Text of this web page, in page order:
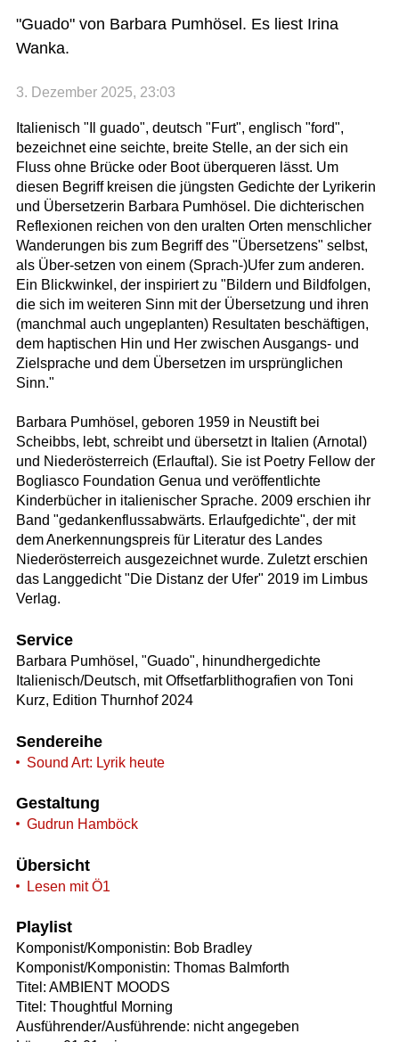
"Guado" von Barbara Pumhösel. Es liest Irina
Wanka.
3. Dezember 2025, 23:03
Italienisch "Il guado", deutsch "Furt", englisch "ford",
bezeichnet eine seichte, breite Stelle, an der sich ein
Fluss ohne Brücke oder Boot überqueren lässt. Um
diesen Begriff kreisen die jüngsten Gedichte der Lyrikerin
und Übersetzerin Barbara Pumhösel. Die dichterischen
Reflexionen reichen von den uralten Orten menschlicher
Wanderungen bis zum Begriff des "Übersetzens" selbst,
als Über-setzen von einem (Sprach-)Ufer zum anderen.
Ein Blickwinkel, der inspiriert zu "Bildern und Bildfolgen,
die sich im weiteren Sinn mit der Übersetzung und ihren
(manchmal auch ungeplanten) Resultaten beschäftigen,
dem haptischen Hin und Her zwischen Ausgangs- und
Zielsprache und dem Übersetzen im ursprünglichen
Sinn."
Barbara Pumhösel, geboren 1959 in Neustift bei
Scheibbs, lebt, schreibt und übersetzt in Italien (Arnotal)
und Niederösterreich (Erlauftal). Sie ist Poetry Fellow der
Bogliasco Foundation Genua und veröffentlichte
Kinderbücher in italienischer Sprache. 2009 erschien ihr
Band "gedankenflussabwärts. Erlaufgedichte", der mit
dem Anerkennungspreis für Literatur des Landes
Niederösterreich ausgezeichnet wurde. Zuletzt erschien
das Langgedicht "Die Distanz der Ufer" 2019 im Limbus
Verlag.
Service
Barbara Pumhösel, "Guado", hinundhergedichte
Italienisch/Deutsch, mit Offsetfarblithografien von Toni
Kurz, Edition Thurnhof 2024
Sendereihe
Sound Art: Lyrik heute
Gestaltung
Gudrun Hamböck
Übersicht
Lesen mit Ö1
Playlist
Komponist/Komponistin: Bob Bradley
Komponist/Komponistin: Thomas Balmforth
Titel: AMBIENT MOODS
Titel: Thoughtful Morning
Ausführender/Ausführende: nicht angegeben